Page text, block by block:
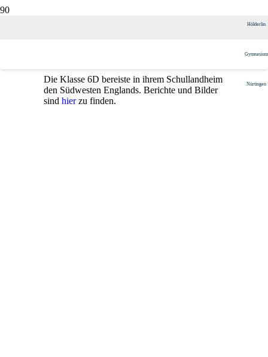
Hölderlin
Gymnasium
Nürtingen
Blog zum England-Schullandheim
Die Klasse 6D bereiste in ihrem Schullandheim
den Südwesten Englands. Berichte und Bilder
sind hierzu finden.